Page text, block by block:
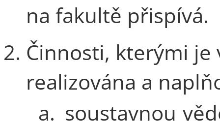
na fakultě přispívá.
Činnosti, kterými je
realizována a
a. soustavnou